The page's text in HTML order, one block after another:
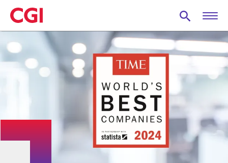
Skip
to
main
content